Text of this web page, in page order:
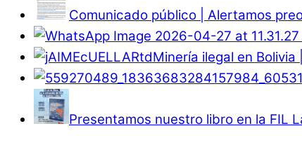
Comunicado público | Alertamos
Minería ilegal en
Presentamos nuestro libro en la FIL